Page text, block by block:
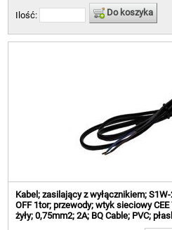
Ilość: Do koszyka
Kabel; zasilający z wyłącznikiem;
OFF 1tor; przewody; wtyk sieciowy
żyły; 0,75mm2; 2A; BQ Cable; PVC;